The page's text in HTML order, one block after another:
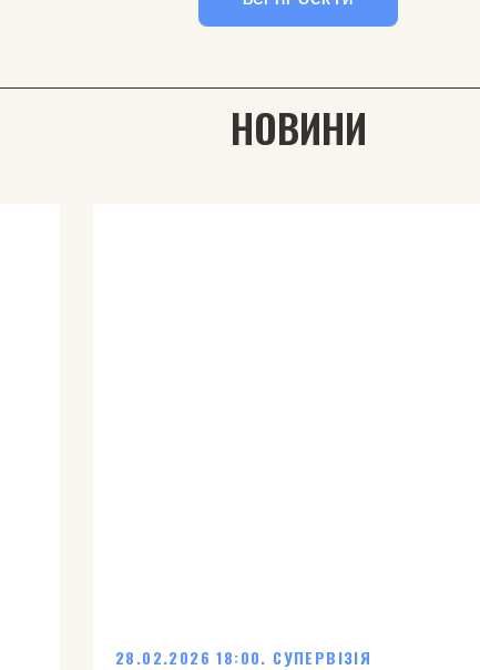
НОВИНИ
28.02.2026 18:00. СУПЕРВІЗІЯ